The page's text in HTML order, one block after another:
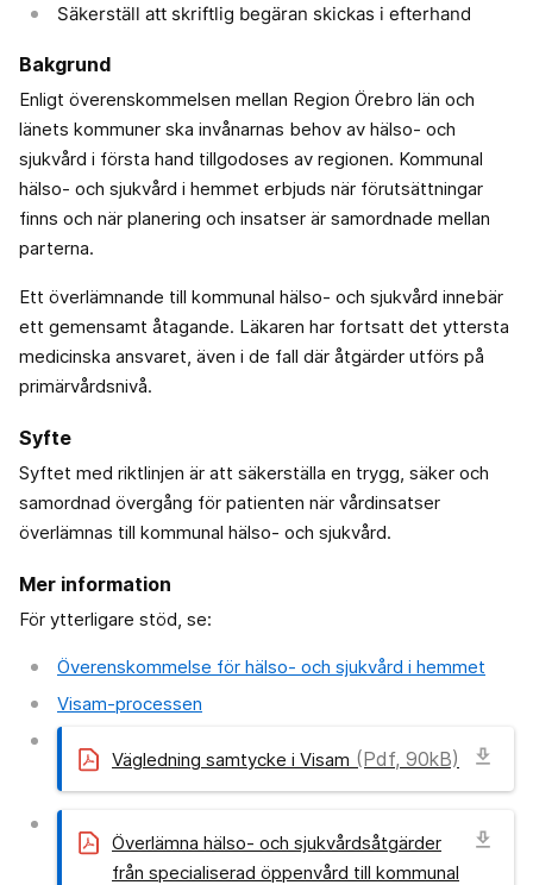
Säkerställ att skriftlig begäran skickas i efterhand
Bakgrund
Enligt överenskommelsen mellan Region Örebro län och
länets kommuner ska invånarnas behov av hälso- och
sjukvård i första hand tillgodoses av regionen. Kommunal
hälso- och sjukvård i hemmet erbjuds när förutsättningar
finns och när planering och insatser är samordnade mellan
parterna.
Ett överlämnande till kommunal hälso- och sjukvård innebär
ett gemensamt åtagande. Läkaren har fortsatt det yttersta
medicinska ansvaret, även i de fall där åtgärder utförs på
primärvårdsnivå.
Syfte
Syftet med riktlinjen är att säkerställa en trygg, säker och
samordnad övergång för patienten när vårdinsatser
överlämnas till kommunal hälso- och sjukvård.
Mer information
För ytterligare stöd, se:
Överenskommelse för hälso- och sjukvård i hemmet
Visam-processen
Vägledning samtycke i Visam (Pdf, 90kB) download
Överlämna hälso- och sjukvårdsåtgärder
från specialiserad öppenvård till kommunal
download